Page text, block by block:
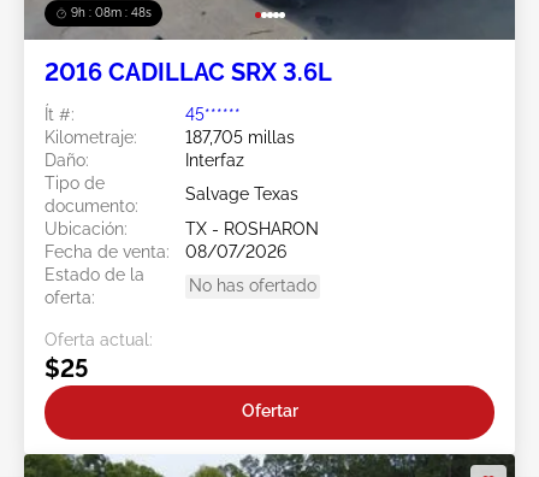
9h : 08m : 45s
2016 CADILLAC SRX 3.6L
Ít #:
45******
Kilometraje:
187,705 millas
Daño:
Interfaz
Tipo de
documento:
Salvage Texas
Ubicación:
TX - ROSHARON
Fecha de venta:
08/07/2026
Estado de la
oferta:
No has ofertado
Oferta actual:
$25
Ofertar